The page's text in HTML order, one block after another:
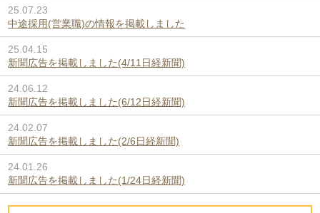
25.07.23
中途採用(営業職)の情報を掲載しました
25.04.15
新聞広告を掲載しました(4/11日経新聞)
24.06.12
新聞広告を掲載しました(6/12日経新聞)
24.02.07
新聞広告を掲載しました(2/6日経新聞)
24.01.26
新聞広告を掲載しました(1/24日経新聞)